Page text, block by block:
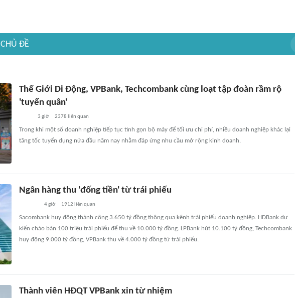
CHỦ ĐỀ
Thế Giới Di Động, VPBank, Techcombank cùng loạt tập đoàn rầm rộ
'tuyển quân'
3 giờ 2378 liên quan
Trong khi một số doanh nghiệp tiếp tục tinh gọn bộ máy để tối ưu chi phí, nhiều doanh nghiệp khác lại
tăng tốc tuyển dụng nửa đầu năm nay nhằm đáp ứng nhu cầu mở rộng kinh doanh.
Ngân hàng thu 'đống tiền' từ trái phiếu
4 giờ 1912 liên quan
Sacombank huy động thành công 3.650 tỷ đồng thông qua kênh trái phiếu doanh nghiệp. HDBank dự
kiến chào bán 100 triệu trái phiếu để thu về 10.000 tỷ đồng. LPBank hút 10.100 tỷ đồng, Techcombank
huy động 9.000 tỷ đồng, VPBank thu về 4.000 tỷ đồng từ trái phiếu.
Thành viên HĐQT VPBank xin từ nhiệm